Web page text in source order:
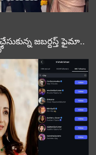
జబర్దస్త్ ఫైమా..